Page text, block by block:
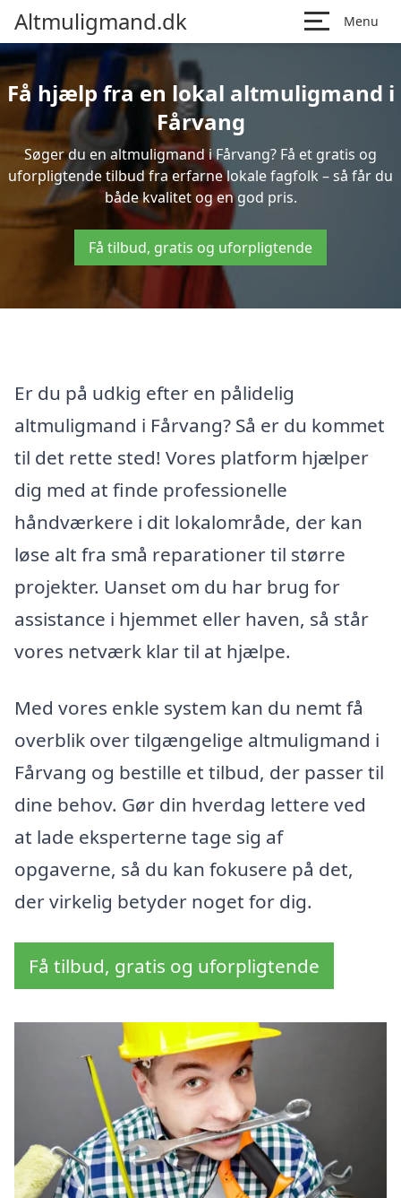
Altmuligmand.dk Menu
Få hjælp fra en lokal altmuligmand i
Fårvang
Søger du en altmuligmand i Fårvang? Få et gratis og
uforpligtende tilbud fra erfarne lokale fagfolk – så får du
både kvalitet og en god pris.
Få tilbud, gratis og uforpligtende
Er du på udkig efter en pålidelig
altmuligmand i Fårvang? Så er du kommet
til det rette sted! Vores platform hjælper
dig med at finde professionelle
håndværkere i dit lokalområde, der kan
løse alt fra små reparationer til større
projekter. Uanset om du har brug for
assistance i hjemmet eller haven, så står
vores netværk klar til at hjælpe.
Med vores enkle system kan du nemt få
overblik over tilgængelige altmuligmand i
Fårvang og bestille et tilbud, der passer til
dine behov. Gør din hverdag lettere ved
at lade eksperterne tage sig af
opgaverne, så du kan fokusere på det,
der virkelig betyder noget for dig.
Få tilbud, gratis og uforpligtende